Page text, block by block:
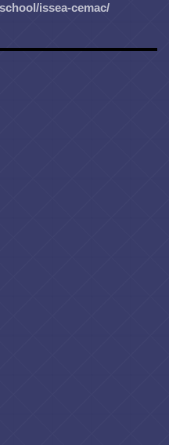
issea-cemac/